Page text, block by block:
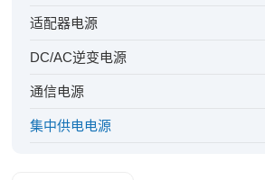
适配器电源
DC/AC逆变电源
通信电源
集中供电电源